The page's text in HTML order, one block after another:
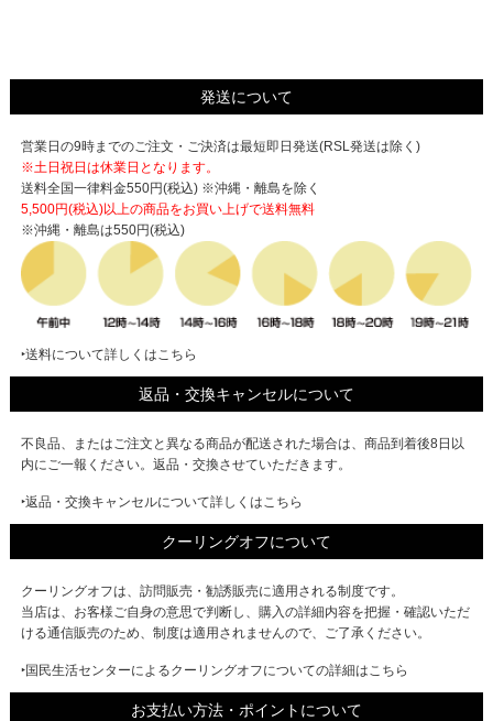
発送について
営業日の9時までのご注文・ご決済は最短即日発送(RSL発送は除く)
※土日祝日は休業日となります。
送料全国一律料金550円(税込) ※沖縄・離島を除く
5,500円(税込)以上の商品をお買い上げで送料無料
※沖縄・離島は550円(税込)
‣送料について詳しくはこちら
返品・交換キャンセルについて
不良品、またはご注文と異なる商品が配送された場合は、商品到着後8日以
内にご一報ください。返品・交換させていただきます。
‣返品・交換キャンセルについて詳しくはこちら
クーリングオフについて
クーリングオフは、訪問販売・勧誘販売に適用される制度です。
当店は、お客様ご自身の意思で判断し、購入の詳細内容を把握・確認いただ
ける通信販売のため、制度は適用されませんので、ご了承ください。
‣国民生活センターによるクーリングオフについての詳細はこちら
お支払い方法・ポイントについて